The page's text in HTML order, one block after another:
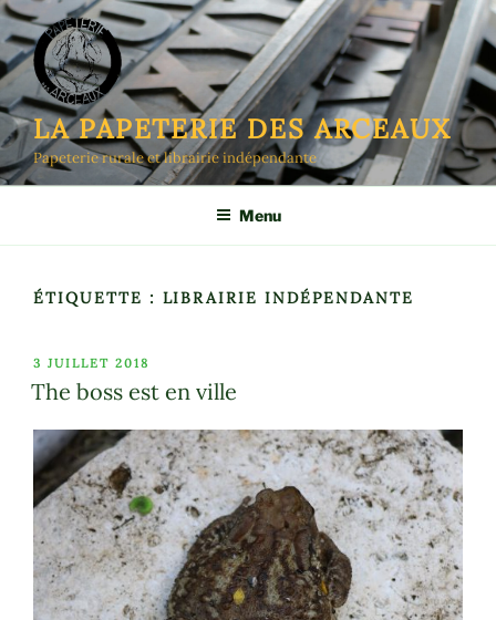
Aller
au
contenu
principal
LA PAPETERIE DES ARCEAUX
Papeterie rurale et librairie indépendante
Menu
ÉTIQUETTE : LIBRAIRIE INDÉPENDANTE
PUBLIÉ
LE
3 JUILLET 2018
The boss est en ville